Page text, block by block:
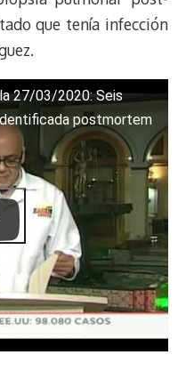
que tenía infección
27/03/2020: Seis
postmortem